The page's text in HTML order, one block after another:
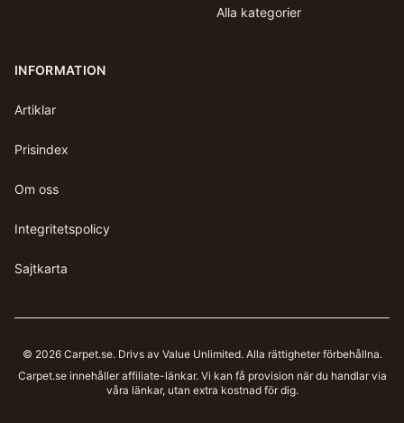
Alla kategorier
INFORMATION
Artiklar
Prisindex
Om oss
Integritetspolicy
Sajtkarta
© 2026 Carpet.se. Drivs av Value Unlimited. Alla rättigheter förbehållna.
Carpet.seinnehåller affiliate-länkar. Vi kan få provision när du handlar via
våra länkar, utan extra kostnad för dig.